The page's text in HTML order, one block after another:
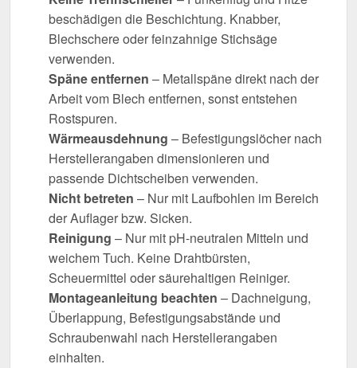
beschädigen die Beschichtung. Knabber,
Blechschere oder feinzahnige Stichsäge
verwenden.
Späne entfernen – Metallspäne direkt nach der
Arbeit vom Blech entfernen, sonst entstehen
Rostspuren.
Wärmeausdehnung – Befestigungslöcher nach
Herstellerangaben dimensionieren und
passende Dichtscheiben verwenden.
Nicht betreten – Nur mit Laufbohlen im Bereich
der Auflager bzw. Sicken.
Reinigung – Nur mit pH-neutralen Mitteln und
weichem Tuch. Keine Drahtbürsten,
Scheuermittel oder säurehaltigen Reiniger.
Montageanleitung beachten – Dachneigung,
Überlappung, Befestigungsabstände und
Schraubenwahl nach Herstellerangaben
einhalten.